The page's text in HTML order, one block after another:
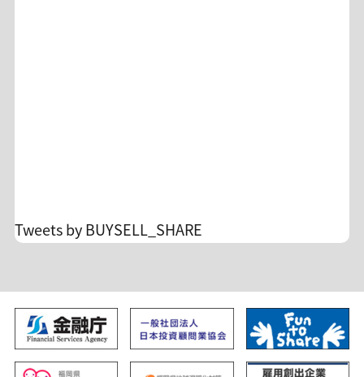
できます。 孤独なトレードからの脱却/自分のトレ
Tweets by BUYSELL_SHARE